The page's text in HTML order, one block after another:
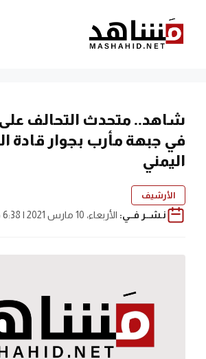
المحتوى
شاهد.. متحدث التحالف
في جبهة مأرب بجوار قادة
اليمني
الأرشيف
نـشــر فــي: الأربعاء، 10 مارس 2021 | 6:38 م